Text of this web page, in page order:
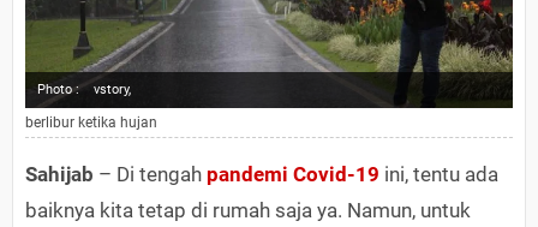
Photo : vstory,
berlibur ketika hujan
Sahijab – Di tengah pandemi Covid-19 ini, tentu ada
baiknya kita tetap di rumah saja ya. Namun, untuk